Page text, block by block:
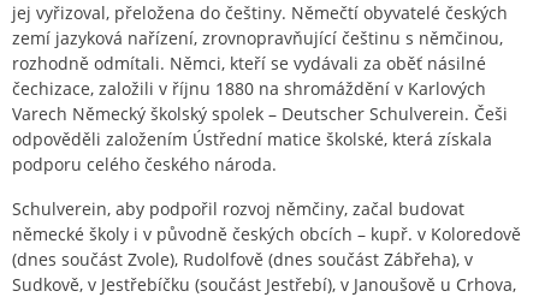
jej vyřizoval, přeložena do češtiny. Němečtí obyvatelé českých
zemí jazyková nařízení, zrovnopravňující češtinu s němčinou,
rozhodně odmítali. Němci, kteří se vydávali za oběť násilné
čechizace, založili v říjnu 1880 na shromáždění v Karlových
Varech Německý školský spolek – Deutscher Schulverein. Češi
odpověděli založením Ústřední matice školské, která získala
podporu celého českého národa.
Schulverein, aby podpořil rozvoj němčiny, začal budovat
německé školy i v původně českých obcích – kupř. v Koloredově
(dnes součást Zvole), Rudolfově (dnes součást Zábřeha), v
Sudkově, v Jestřebíčku (součást Jestřebí), v Janoušově u Crhova,